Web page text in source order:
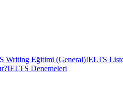
Writing Eğitimi (General)IELTS
IELTS Denemeleri